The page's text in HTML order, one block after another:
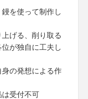
を使って制作し
げる、削り取る
が独自に工夫し
の発想による作
受付不可